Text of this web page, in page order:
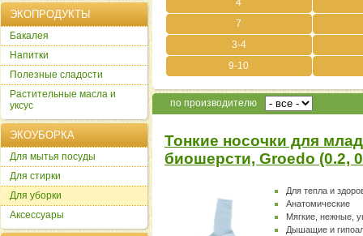
4
7
3-4
9-10
по производителю
Тонкие носочки для
биошерсти, Groedo (0.2,
Для тепла и
Анатомические
Мягкие, нежные,
Дышащие и
ЭКОПРОДУКТЫ
Бакалея
Напитки
Полезные сладости
Растительные масла и
уксус
ЭКОУБОРКА
Для мытья посуды
Для стирки
Для уборки
Аксессуары